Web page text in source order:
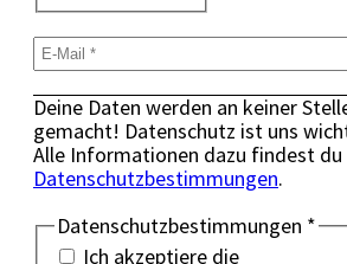
Deine Daten werden an keiner
gemacht! Datenschutz ist uns
Alle Informationen dazu findest du
Datenschutzbestimmungen.
Datenschutzbestimmungen *
Ich akzeptiere die